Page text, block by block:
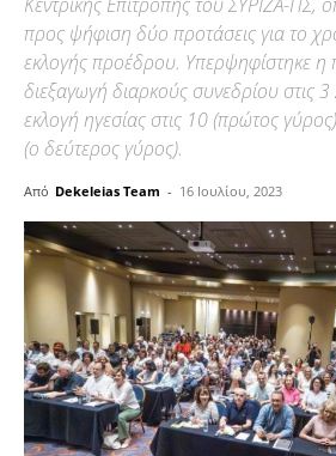
προς ψήφιση δύο προτάσεις για το
εκλογής προέδρου. Υπερψηφίστηκε η
διεξαγωγή διαρκούς συνεδρίου στις 3
εκλογή ηγεσίας στις 10 (πρώτος
(ο δεύτερος γύρος).
Από Dekeleias Team - 16 Ιουλίου, 2023